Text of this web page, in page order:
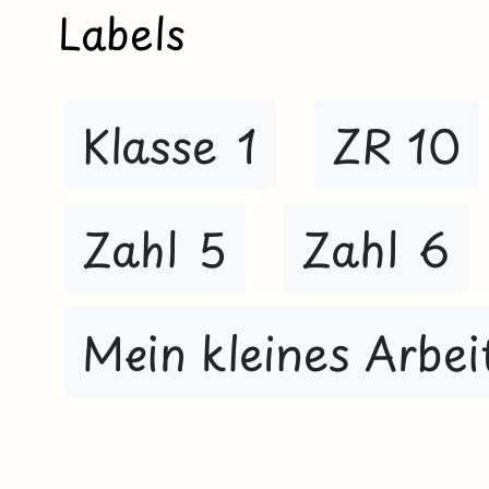
Labels
Klasse 1
ZR 10
Zahl 5
Zahl 6
Mein kleines